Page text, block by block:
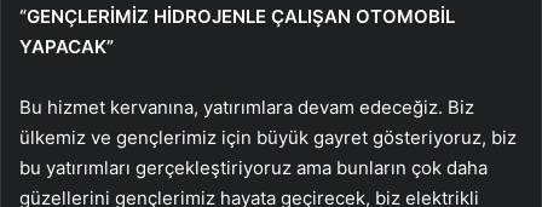
“GENÇLERİMİZ HİDROJENLE ÇALIŞAN OTOMOBİL
YAPACAK”
Bu hizmet kervanına, yatırımlara devam edeceğiz. Biz
ülkemiz ve gençlerimiz için büyük gayret gösteriyoruz, biz
bu yatırımları gerçekleştiriyoruz ama bunların çok daha
güzellerini gençlerimiz hayata geçirecek, biz elektrikli